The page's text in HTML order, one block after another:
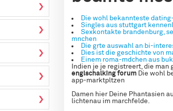
Die wohl bekannteste
Singles aus stuttgart
Sexkontakte brandenburg,
mnchen
Die grte auswahl an bi-
Dies ist die geschichte von
Einem roma-mdchen aus
Indien je je registreert, die
englschalking forum Die wohl
app-marktpltzen
Damen hier Deine Phantasien
lichtenau im marchfelde.